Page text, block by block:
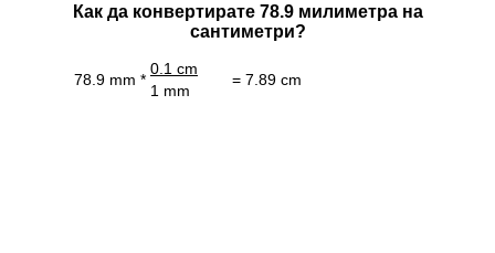
Как да конвертирате 78.9 милиметра на
сантиметри?
78.9 mm *
0.1 cm
= 7.89 cm
1 mm